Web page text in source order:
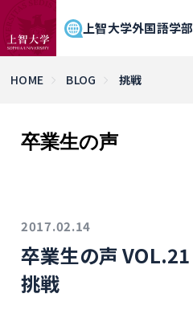
上智大学外国語学部
HOME BLOG 挑戦
卒業生の声
2017.02.14
卒業生の声 VOL.21
挑戦